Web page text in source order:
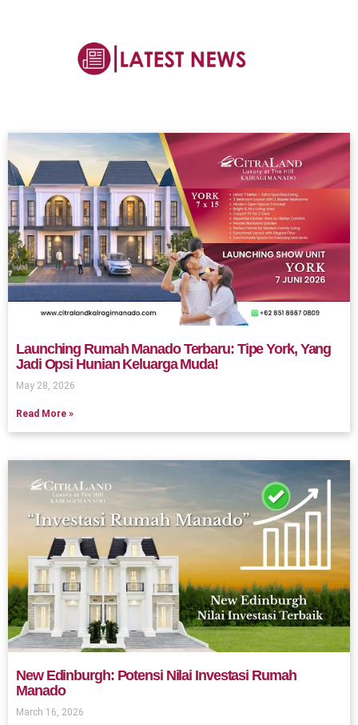
Launching Rumah Manado Terbaru: Tipe York, Yang
Jadi Opsi Hunian Keluarga Muda!
May 28, 2026
Read More »
New Edinburgh: Potensi Nilai Investasi Rumah
Manado
March 16, 2026